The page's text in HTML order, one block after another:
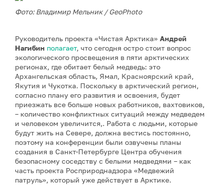
Фото: Владимир Мельник / GeoPhoto
Руководитель проекта «Чистая Арктика» Андрей
Нагибин полагает, что сегодня остро стоит вопрос
экологического просвещения в пяти арктических
регионах, где обитает белый медведь: это
Архангельская область, Ямал, Красноярский край,
Якутия и Чукотка. Поскольку в арктический регион,
согласно плану его развития и освоения, будет
приезжать все больше новых работников, вахтовиков,
– количество конфликтных ситуаций между медведем
и человеком увеличится,. Работа с людьми, которые
будут жить на Севере, должна вестись постоянно,
поэтому на конференции были озвучены планы
создания в Санкт-Петербурге Центра обучения
безопасному соседству с белыми медведями – как
часть проекта Росприроднадзора «Медвежий
патруль», который уже действует в Арктике.